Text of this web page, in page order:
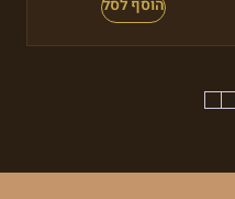
4
←